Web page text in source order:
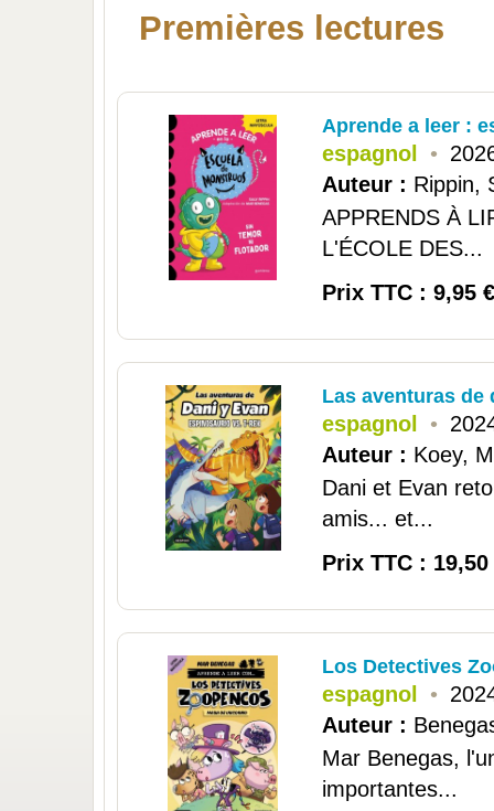
Premières lectures
Aprende a leer :
espagnol •
Auteur : Rippin,
APPRENDS À
L'ÉCOLE DES...
Prix TTC : 9,95 €
Las aventuras de
espagnol •
Auteur : Koey,
Dani et Evan
amis... et...
Prix TTC : 19,50
Los Detectives
espagnol •
Auteur :
Mar Benegas,
importantes...